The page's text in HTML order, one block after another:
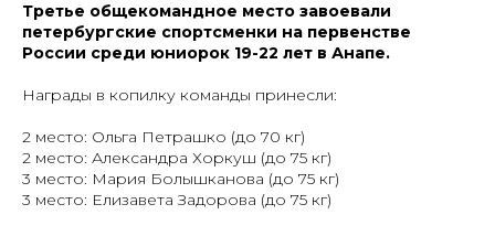
Третье общекомандное место завоевали
петербургские спортсменки на первенстве
России среди юниорок 19-22 лет в Анапе.
Награды в копилку команды принесли:
2 место: Ольга Петрашко (до 70 кг)
2 место: Александра Хоркуш (до 75 кг)
3 место: Мария Болышканова (до 75 кг)
3 место: Елизавета Задорова (до 75 кг)